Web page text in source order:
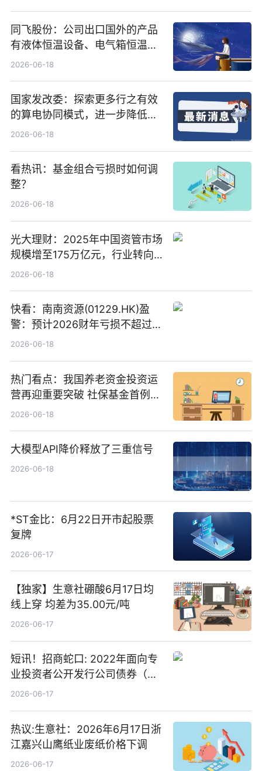
同飞股份：公司出口国外的产品
有液体恒温设备、电气箱恒温装
置、纯水冷却单元和特种换热器
2026-06-18
国家发改委：探索更多行之有效
的算电协同模式，进一步降低网
络传输时延_最资讯
2026-06-18
看热讯：基金组合亏损时如何调
整？
2026-06-18
光大理财：2025年中国资管市场
规模增至175万亿元，行业转向
“量质并重”
2026-06-18
快看：南南资源(01229.HK)盈
警：预计2026财年亏损不超过
1000万港元
2026-06-18
热门看点：我国养老资金投资运
营再迎重要突破 社保基金首例期
货账户完成开立
2026-06-18
大模型API降价释放了三重信号
2026-06-18
*ST金比：6月22日开市起股票
复牌
2026-06-17
【独家】生意社硼酸6月17日均
线上穿 均差为35.00元/吨
2026-06-17
短讯！招商蛇口: 2022年面向专
业投资者公开发行公司债券（第
二期）（品种二）2026年付息公
2026-06-17
热议:生意社：2026年6月17日浙
江嘉兴山鹰纸业废纸价格下调
2026-06-17